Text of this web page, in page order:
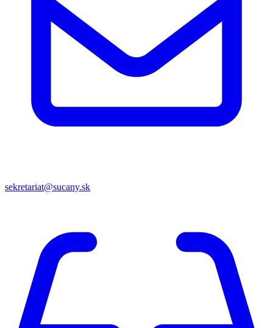
sekretariat@sucany.sk